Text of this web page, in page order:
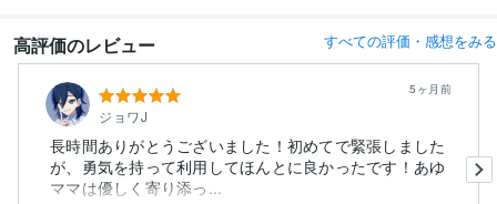
高評価のレビュー すべての評価・感想をみる
ジョワJ
5ヶ月前
長時間ありがとうございました！初めてで緊張しました
が、勇気を持って利用してほんとに良かったです！あゆ
ママは優しく寄り添っ...